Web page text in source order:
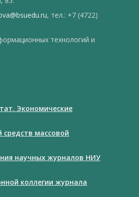
, тел.: +7 (4722)
технологий и
Экономические
массовой
научных журналов НИУ
коллегии журнала